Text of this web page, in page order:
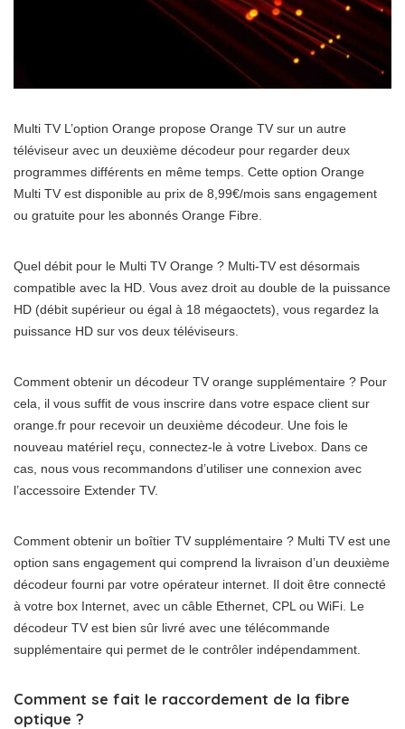
Multi TV L’option Orange propose Orange TV sur un autre
téléviseur avec un deuxième décodeur pour regarder deux
programmes différents en même temps. Cette option Orange
Multi TV est disponible au prix de 8,99€/mois sans engagement
ou gratuite pour les abonnés Orange Fibre.
Quel débit pour le Multi TV Orange ? Multi-TV est désormais
compatible avec la HD. Vous avez droit au double de la puissance
HD (débit supérieur ou égal à 18 mégaoctets), vous regardez la
puissance HD sur vos deux téléviseurs.
Comment obtenir un décodeur TV orange supplémentaire ? Pour
cela, il vous suffit de vous inscrire dans votre espace client sur
orange.fr pour recevoir un deuxième décodeur. Une fois le
nouveau matériel reçu, connectez-le à votre Livebox. Dans ce
cas, nous vous recommandons d’utiliser une connexion avec
l’accessoire Extender TV.
Comment obtenir un boîtier TV supplémentaire ? Multi TV est une
option sans engagement qui comprend la livraison d’un deuxième
décodeur fourni par votre opérateur internet. Il doit être connecté
à votre box Internet, avec un câble Ethernet, CPL ou WiFi. Le
décodeur TV est bien sûr livré avec une télécommande
supplémentaire qui permet de le contrôler indépendamment.
Comment se fait le raccordement de la fibre
optique ?